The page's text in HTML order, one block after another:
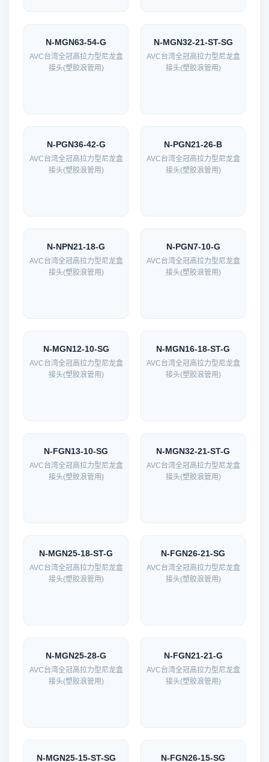
N-MGN63-54-G
AVC台湾全冠高拉力型尼龙盒
接头(塑胶浪管用)
N-MGN32-21-ST-SG
AVC台湾全冠高拉力型尼龙盒
接头(塑胶浪管用)
N-PGN36-42-G
AVC台湾全冠高拉力型尼龙盒
接头(塑胶浪管用)
N-PGN21-26-B
AVC台湾全冠高拉力型尼龙盒
接头(塑胶浪管用)
N-NPN21-18-G
AVC台湾全冠高拉力型尼龙盒
接头(塑胶浪管用)
N-PGN7-10-G
AVC台湾全冠高拉力型尼龙盒
接头(塑胶浪管用)
N-MGN12-10-SG
AVC台湾全冠高拉力型尼龙盒
接头(塑胶浪管用)
N-MGN16-18-ST-G
AVC台湾全冠高拉力型尼龙盒
接头(塑胶浪管用)
N-FGN13-10-SG
AVC台湾全冠高拉力型尼龙盒
接头(塑胶浪管用)
N-MGN32-21-ST-G
AVC台湾全冠高拉力型尼龙盒
接头(塑胶浪管用)
N-MGN25-18-ST-G
AVC台湾全冠高拉力型尼龙盒
接头(塑胶浪管用)
N-FGN26-21-SG
AVC台湾全冠高拉力型尼龙盒
接头(塑胶浪管用)
N-MGN25-28-G
AVC台湾全冠高拉力型尼龙盒
接头(塑胶浪管用)
N-FGN21-21-G
AVC台湾全冠高拉力型尼龙盒
接头(塑胶浪管用)
N-MGN25-15-ST-SG N-FGN26-15-SG